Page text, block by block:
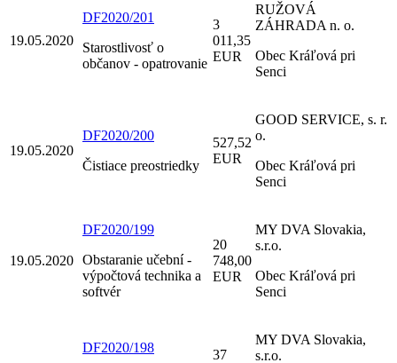
19.05.2020
DF2020/201
Starostlivosť o
občanov - opatrovanie
3
011,35
EUR
RUŽOVÁ
ZÁHRADA n. o.
Obec Kráľová pri
Senci
19.05.2020
DF2020/200
Čistiace preostriedky
527,52
EUR
GOOD SERVICE, s. r.
o.
Obec Kráľová pri
Senci
19.05.2020
DF2020/199
Obstaranie učební -
výpočtová technika a
softvér
20
748,00
EUR
MY DVA Slovakia,
s.r.o.
Obec Kráľová pri
Senci
DF2020/198
37
MY DVA Slovakia,
s.r.o.